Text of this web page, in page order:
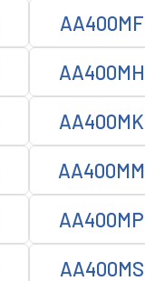
AA400MF
AA400MH
AA400MK
AA400MM
AA400MP
AA400MS